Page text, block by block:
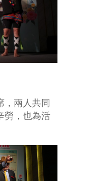
，兩人共同
勞，也為活